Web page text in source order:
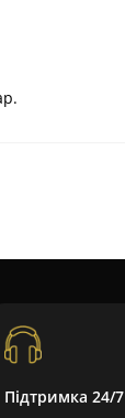
Підтримка 24/7